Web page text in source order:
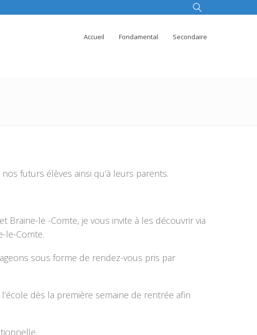
Accueil Fondamental Secondaire
futurs élèves ainsi qu’à leurs parents.
le -Comte, je vous invite à les découvrir via
le-Comte.
sous forme de rendez-vous pris par
dès la première semaine de rentrée afin